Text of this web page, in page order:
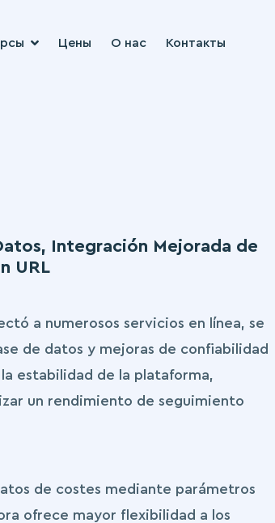
Цены О нас Контакты
Integración Mejorada de
URL
a numerosos servicios en línea, se
de datos y mejoras de confiabilidad
estabilidad de la plataforma,
un rendimiento de seguimiento
de costes mediante parámetros
ofrece mayor flexibilidad a los